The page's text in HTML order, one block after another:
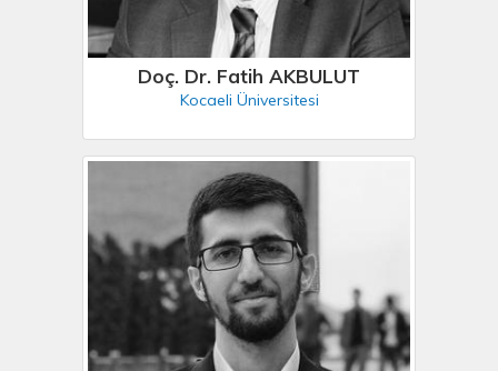
Doç. Dr. Fatih AKBULUT
Kocaeli Üniversitesi